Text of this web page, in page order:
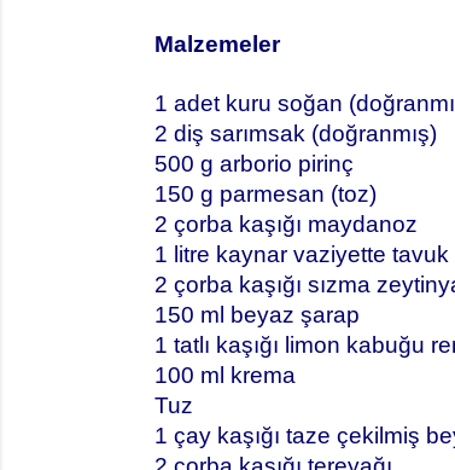
Malzemeler
1 adet kuru soğan
2 diş sarımsak (doğranmış)
500 g arborio pirinç
150 g parmesan (toz)
2 çorba kaşığı maydanoz
1 litre kaynar vaziyette
2 çorba kaşığı sızma
150 ml beyaz şarap
1 tatlı kaşığı limon kabuğu
100 ml krema
Tuz
1 çay kaşığı taze çekilmiş